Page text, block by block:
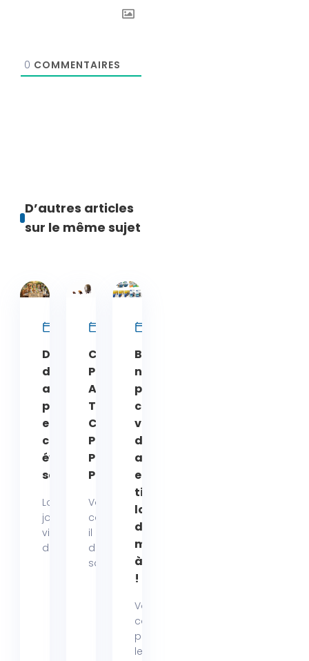
0 COMMENTAIRES
D’autres articles
sur le même sujet
Chat22 juin 2026
Dangers cachés
des
antiparasitaires
pour animaux
en été : nos
conseils pour
éviter les effets
secondaires !
Lorsque les beaux
jours arrivent, la
vigilance autour
des traitements...
Chat10 juin 2026
COMMENT
PROTÉGER VOS
ANIMAUX DES
TIQUES EN ÉTÉ :
CONSEILS
PRATIQUES
POUR
PROPRIÉTAIRES
Votre
compagnon a-t-
il déjà attrapé
des tiques à la
saison...
Chat
Bonne
nouvelle
pour votre
chien ou
votre chat :
des colliers
anti-puces
et anti-
tiques
longue
durée
maintenant
à prix réduit
!
Vous
connaissez
peut-être déjà
le collier